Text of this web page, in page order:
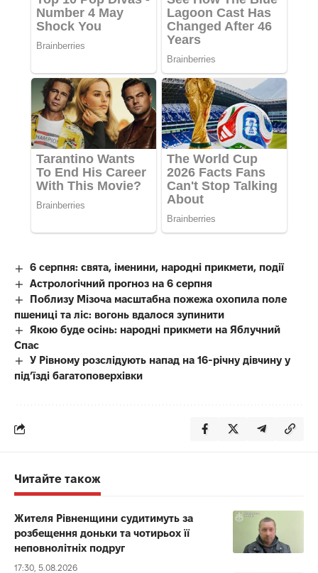
6 серпня: свята, іменини, народні прикмети, події
Астрологічний прогноз на 6 серпня
Поблизу Мізоча масштабна пожежа охопила поле
пшениці та ліс: вогонь вдалося зупинити
Якою буде осінь: народні прикмети на Яблучний
Спас
У Рівному розслідують напад на 16-річну дівчину у
під’їзді багатоповерхівки
Читайте також
Жителя Рівненщини судитимуть за
розбещення доньки та чотирьох її
неповнолітніх подруг
17:30, 5.08.2026